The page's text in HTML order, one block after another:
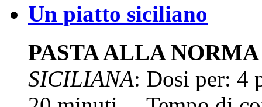
Un piatto siciliano
PASTA ALLA NORMA
SICILIANA: Dosi per: 4